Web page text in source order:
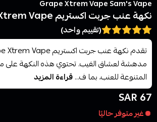
Grape Xtrem Vape Sam's Vape
نكهة عنب جربت اكستريم Grape Xtrem Vape
(تقييم واحد)
مدهشة لعشاق الفيب. تحتوي هذه النكهة على
المتنوعة للعنب، بما ف...قراءة المزيد
67 SAR
غير متوفر حاليًا